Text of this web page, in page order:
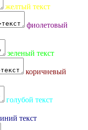
желтый текст
фиолетовый
зеленый текст
коричневый
голубой текст
текст